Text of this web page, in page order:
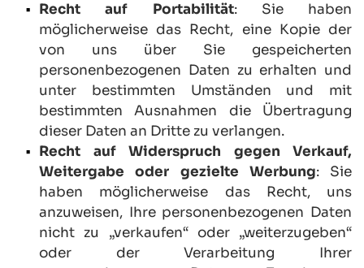
Recht auf Portabilität: Sie haben
möglicherweise das Recht, eine Kopie der
von uns über Sie gespeicherten
personenbezogenen Daten zu erhalten und
unter bestimmten Umständen und mit
bestimmten Ausnahmen die Übertragung
dieser Daten an Dritte zu verlangen.
Recht auf Widerspruch gegen Verkauf,
Weitergabe oder gezielte Werbung: Sie
haben möglicherweise das Recht, uns
anzuweisen, Ihre personenbezogenen Daten
nicht zu „verkaufen“ oder „weiterzugeben“
oder der Verarbeitung Ihrer